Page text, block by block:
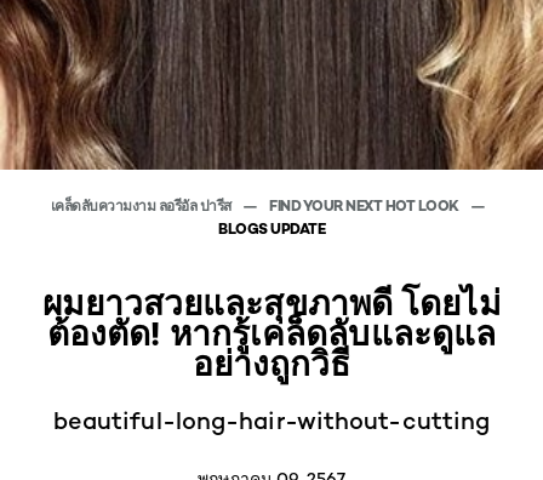
เคล็ดลับความงาม ลอรีอัล ปารีส
FIND YOUR NEXT HOT LOOK
BLOGS UPDATE
ผมยาวสวยและสุขภาพดี โดยไม่
ต้องตัด! หากรู้เคล็ดลับและดูแล
อย่างถูกวิธี
beautiful-long-hair-without-cutting